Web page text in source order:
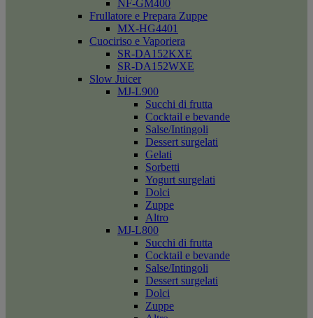
NF-GM400
Frullatore e Prepara Zuppe
MX-HG4401
Cuociriso e Vaporiera
SR-DA152KXE
SR-DA152WXE
Slow Juicer
MJ-L900
Succhi di frutta
Cocktail e bevande
Salse/Intingoli
Dessert surgelati
Gelati
Sorbetti
Yogurt surgelati
Dolci
Zuppe
Altro
MJ-L800
Succhi di frutta
Cocktail e bevande
Salse/Intingoli
Dessert surgelati
Dolci
Zuppe